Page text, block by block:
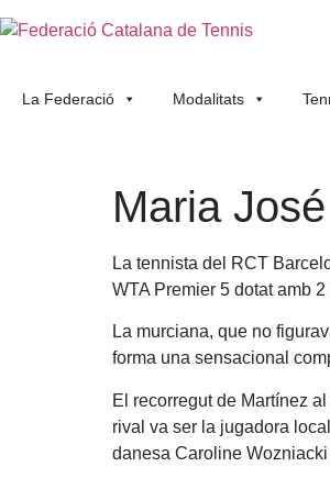
La Federació Modalitats
Maria
La tennista del RCT
WTA Premier 5 dotat amb
La murciana, que no
forma una sensacional
El recorregut de Martínez
rival va ser la jugadora
danesa Caroline